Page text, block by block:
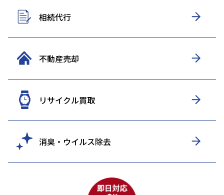
相続代行
不動産売却
リサイクル買取
消臭・ウイルス除去